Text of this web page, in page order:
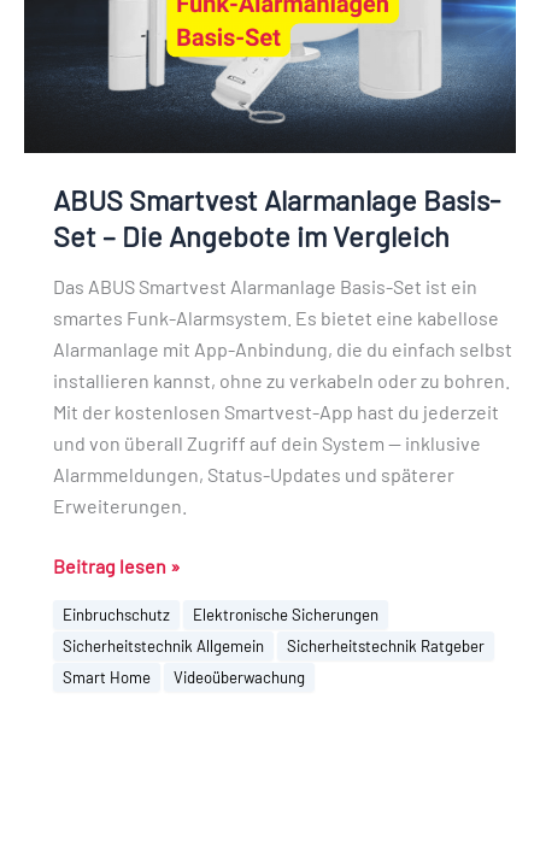
ABUS Smartvest Alarmanlage Basis-
Set – Die Angebote im Vergleich
Das ABUS Smartvest Alarmanlage Basis-Set ist ein
smartes Funk-Alarmsystem. Es bietet eine kabellose
Alarmanlage mit App-Anbindung, die du einfach selbst
installieren kannst, ohne zu verkabeln oder zu bohren.
Mit der kostenlosen Smartvest-App hast du jederzeit
und von überall Zugriff auf dein System — inklusive
Alarmmeldungen, Status-Updates und späterer
Erweiterungen.
Angebote
im
Beitrag lesen »
Einbruchschutz
Elektronische Sicherungen
Sicherheitstechnik Allgemein
Sicherheitstechnik Ratgeber
Smart Home
Videoüberwachung